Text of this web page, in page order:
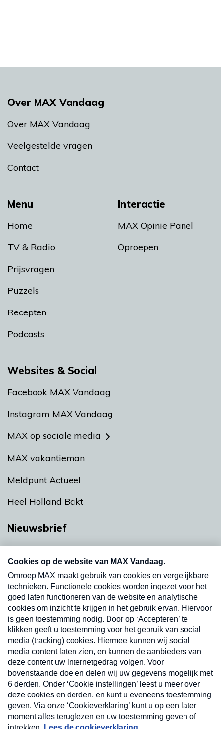
Menu
Home
TV & Radio
Prijsvragen
Puzzels
Recepten
Podcasts
Interactie
MAX Opinie Panel
Oproepen
Over MAX Vandaag
Over MAX Vandaag
Veelgestelde vragen
Contact
Websites & Social
Facebook MAX Vandaag
Instagram MAX Vandaag
MAX op sociale media
MAX vakantieman
Meldpunt Actueel
Heel Holland Bakt
Nieuwsbrief
Neem hier een gratis abonnement op onze
nieuwsbrief. Elke vrijdag- en dinsdagochtend in
uw mailbox.
Verzend
Nieuwsbrief
Neem hier een gratis abonnement op onze
nieuwsbrief. Elke vrijdag- en dinsdagochtend in uw